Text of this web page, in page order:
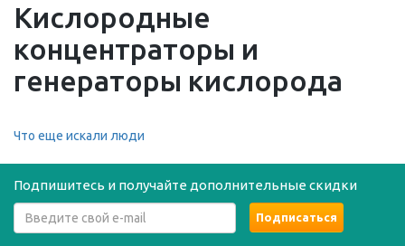
Кислородные
концентраторы и
генераторы кислорода
Что еще искали люди
Подпишитесь и получайте дополнительные скидки